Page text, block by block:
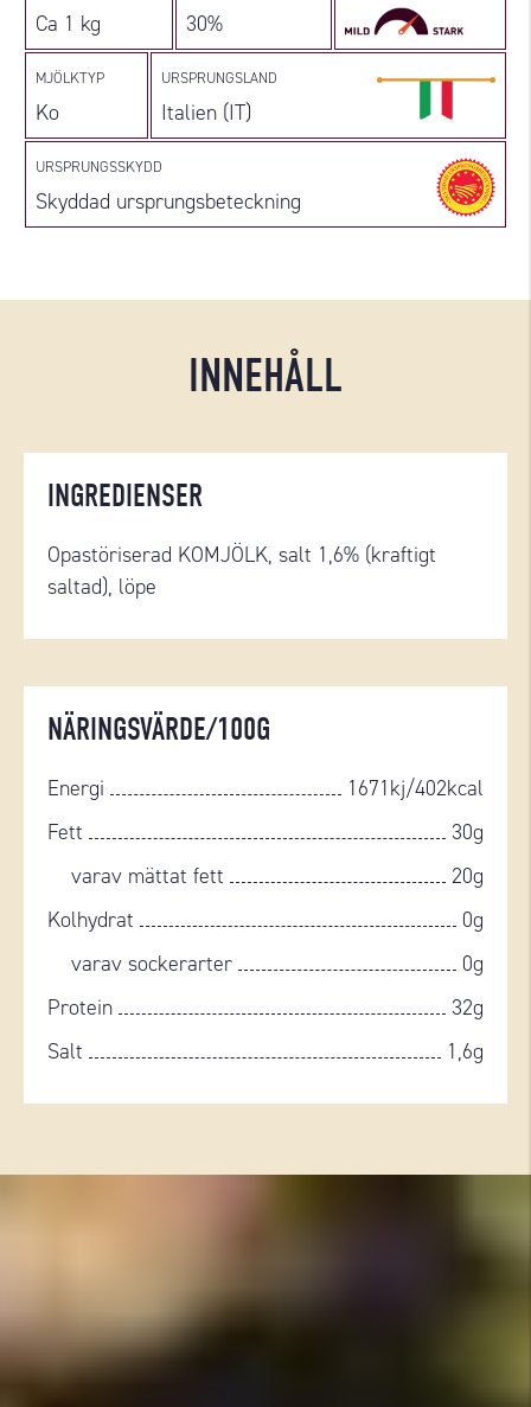
Ca 1 kg 30%
MJÖLKTYP
Ko
URSPRUNGSLAND
Italien (IT)
URSPRUNGSSKYDD
Skyddad ursprungsbeteckning
INNEHÅLL
INGREDIENSER
Opastöriserad KOMJÖLK, salt 1,6% (kraftigt
saltad), löpe
NÄRINGSVÄRDE/100G
Energi
1671kj/402kcal
Fett
30g
varav mättat fett
20g
Kolhydrat
0g
varav sockerarter
0g
Protein
32g
Salt
1,6g